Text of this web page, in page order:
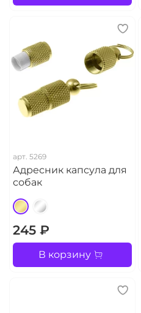
арт. 5269
Адресник капсула для
собак
245 ₽
В корзину